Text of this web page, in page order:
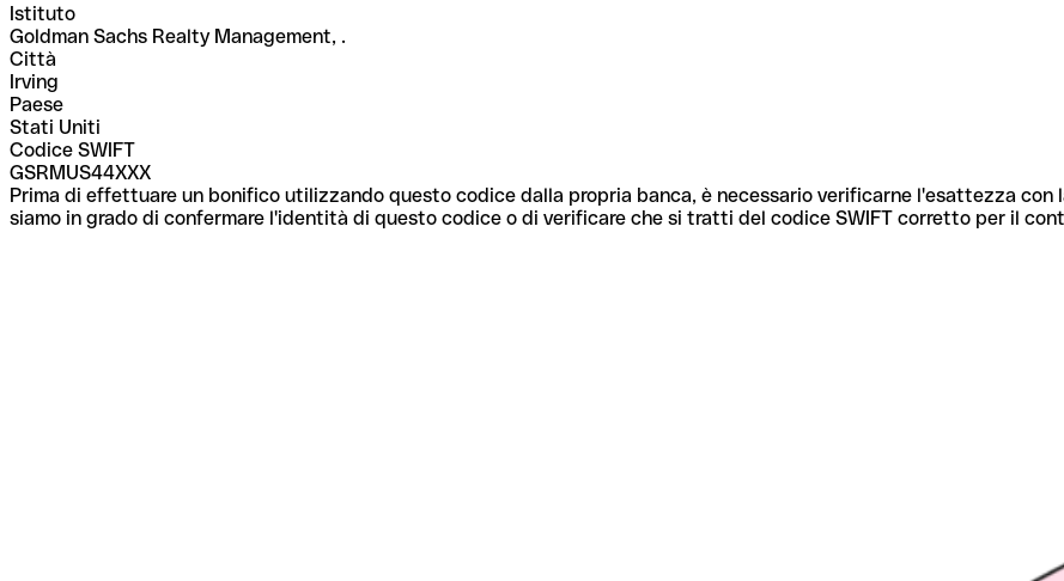
Istituto
Goldman Sachs Realty Management, .
Città
Irving
Paese
Stati Uniti
Codice SWIFT
GSRMUS44XXX
Prima di effettuare un bonifico utilizzando questo codice dalla propria banca, è necessario verificarne l'esattezza con
siamo in grado di confermare l'identità di questo codice o di verificare che si tratti del codice SWIFT corretto per il